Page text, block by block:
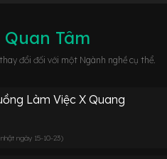
Tâm
đổi đối với một Ngành nghề cụ thể.
Làm Việc X Quang
ngày 15-10-23)